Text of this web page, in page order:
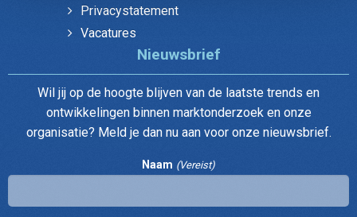
Privacystatement
Vacatures
Nieuwsbrief
Wil jij op de hoogte blijven van de laatste trends en
ontwikkelingen binnen marktonderzoek en onze
organisatie? Meld je dan nu aan voor onze nieuwsbrief.
Naam (Vereist)